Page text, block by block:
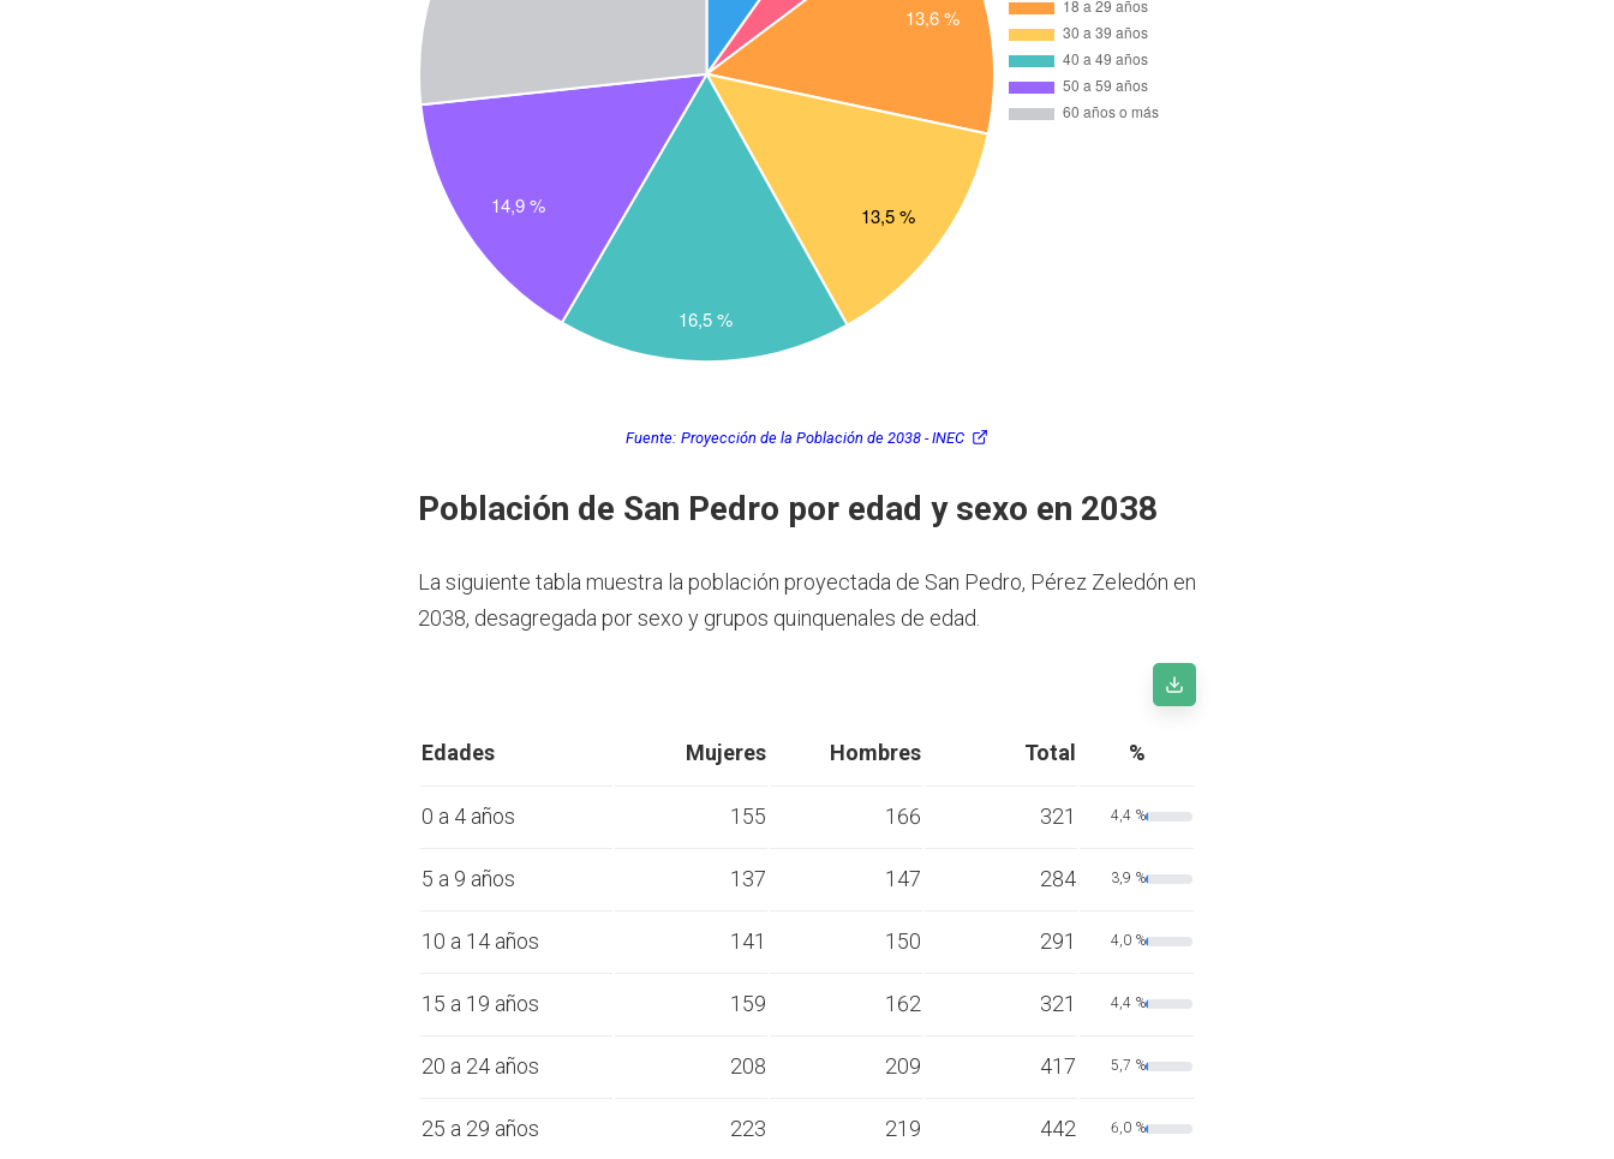
Fuente: Proyección de la Población de 2038 - INEC
Población de San Pedro por edad y sexo en 2038
La siguiente tabla muestra la población proyectada de San Pedro, Pérez Zeledón en
2038, desagregada por sexo y grupos quinquenales de edad.
Edades Mujeres Hombres Total %
0 a 4 años 155 166 321 4,4 %
5 a 9 años 137 147 284 3,9 %
10 a 14 años 141 150 291 4,0 %
15 a 19 años 159 162 321 4,4 %
20 a 24 años 208 209 417 5,7 %
25 a 29 años 223 219 442 6,0 %